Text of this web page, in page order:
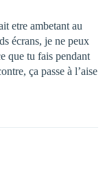
etre ambetant au
écrans, je ne peux
que tu fais pendant
ça passe à l’aise